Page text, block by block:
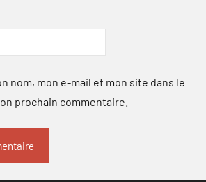
nom, mon e-mail et mon site dans le
prochain commentaire.